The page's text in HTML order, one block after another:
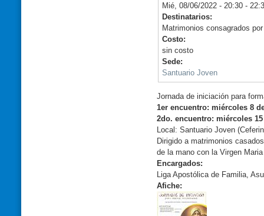
Mié, 08/06/2022 - 20:30 -
Destinatarios:
Matrimonios consagrados
Costo:
sin costo
Sede:
Santuario Joven
Jornada de iniciación para
1er encuentro: miércoles 8
2do. encuentro: miércoles
Local: Santuario Joven
Dirigido a matrimonios
de la mano con la Virgen
Encargados:
Liga Apostólica de Familia,
Afiche: